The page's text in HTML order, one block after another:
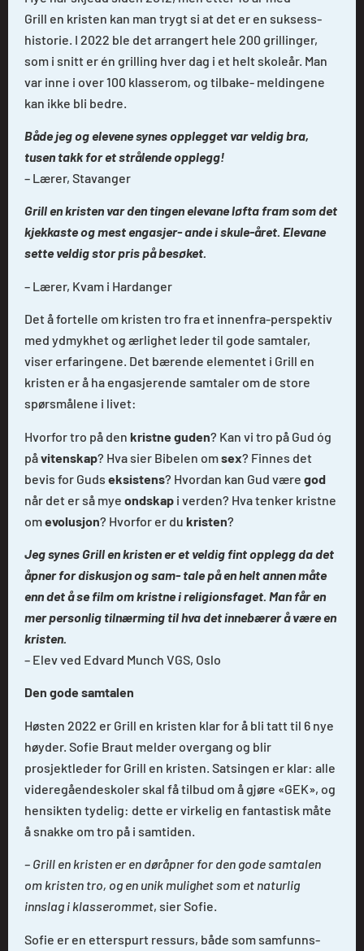
Grill en kristen kan man trygt si at det er en suksess-
historie. I 2022 ble det arrangert hele 200 grillinger,
som i snitt er én grilling hver dag i et helt skoleår. Man
var inne i over 100 klasserom, og tilbake- meldingene
kan ikke bli bedre.
Både jeg og elevene synes opplegget var veldig bra,
tusen takk for et strålende opplegg!
– Lærer, Stavanger
Grill en kristen var den tingen elevane løfta fram som det
kjekkaste og mest engasjer- ande i skule-året. Elevane
sette veldig stor pris på besøket.
– Lærer, Kvam i Hardanger
Det å fortelle om kristen tro fra et innenfra-perspektiv
med ydmykhet og ærlighet leder til gode samtaler,
viser erfaringene. Det bærende elementet i Grill en
kristen er å ha engasjerende samtaler om de store
spørsmålene i livet:
Hvorfor tro på den kristne guden? Kan vi tro på Gud óg
påvitenskap? Hva sier Bibelen omsex? Finnes det
bevis for Guds eksistens? Hvordan kan Gud være god
når det er så mye ondskap i verden? Hva tenker kristne
omevolusjon? Hvorfor er du kristen?
Jeg synes Grill en kristen er et veldig fint opplegg da det
åpner for diskusjon og sam- tale på en helt annen måte
enn det å se film om kristne i religionsfaget. Man får en
mer personlig tilnærming til hva det innebærer å være en
kristen.
– Elev ved Edvard Munch VGS, Oslo
Den gode samtalen
Høsten 2022 er Grill en kristen klar for å bli tatt til 6 nye
høyder. Sofie Braut melder overgang og blir
prosjektleder for Grill en kristen. Satsingen er klar: alle
videregåendeskoler skal få tilbud om å gjøre «GEK», og
hensikten tydelig: dette er virkelig en fantastisk måte
å snakke om tro på i samtiden.
– Grill en kristen er en døråpner for den gode samtalen
om kristen tro, og en unik mulighet som et naturlig
innslag i klasserommet, sier Sofie.
Sofie er en etterspurt ressurs, både som samfunns-